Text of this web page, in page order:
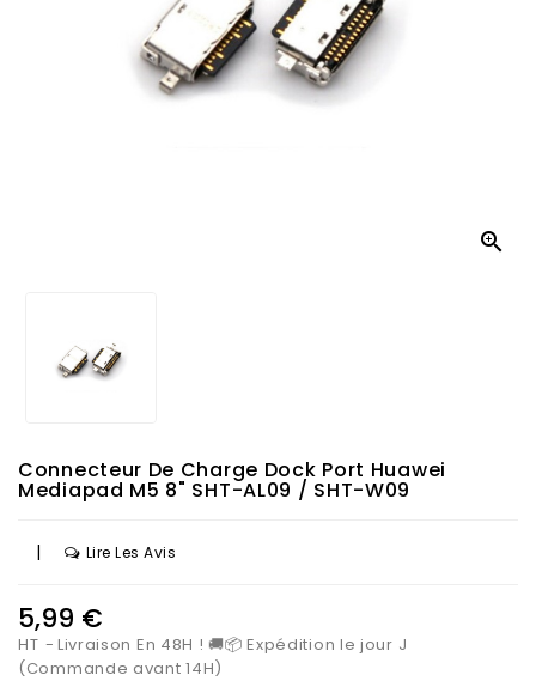

Connecteur De Charge Dock Port Huawei
Mediapad M5 8" SHT-AL09 / SHT-W09
| Lire Les Avis
5,99 €
HT
Livraison En 48H ! 🚚📦 Expédition le jour J
(Commande avant 14H)